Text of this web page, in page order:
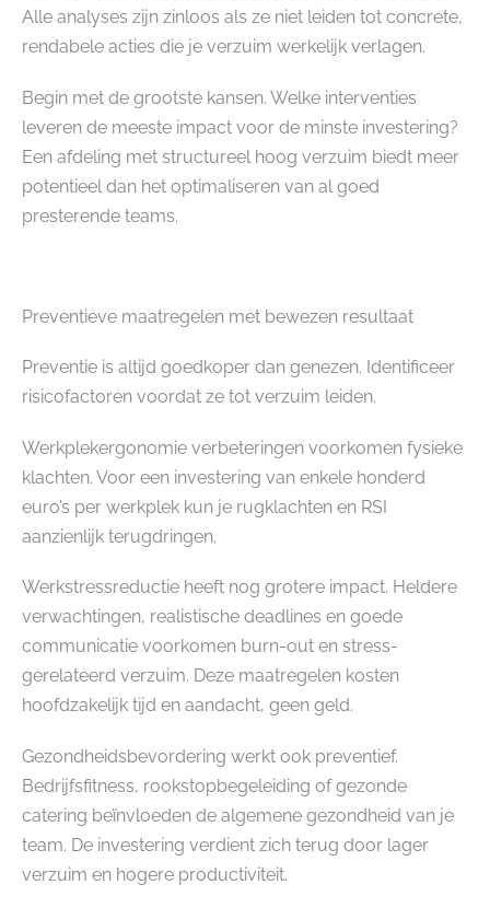
Alle analyses zijn zinloos als ze niet leiden tot concrete,
rendabele acties die je verzuim werkelijk verlagen.
Begin met de grootste kansen. Welke interventies
leveren de meeste impact voor de minste investering?
Een afdeling met structureel hoog verzuim biedt meer
potentieel dan het optimaliseren van al goed
presterende teams.
Preventieve maatregelen met bewezen resultaat
Preventie is altijd goedkoper dan genezen. Identificeer
risicofactoren voordat ze tot verzuim leiden.
Werkplekergonomie verbeteringen voorkomen fysieke
klachten. Voor een investering van enkele honderd
euro’s per werkplek kun je rugklachten en RSI
aanzienlijk terugdringen.
Werkstressreductie heeft nog grotere impact. Heldere
verwachtingen, realistische deadlines en goede
communicatie voorkomen burn-out en stress-
gerelateerd verzuim. Deze maatregelen kosten
hoofdzakelijk tijd en aandacht, geen geld.
Gezondheidsbevordering werkt ook preventief.
Bedrijfsfitness, rookstopbegeleiding of gezonde
catering beïnvloeden de algemene gezondheid van je
team. De investering verdient zich terug door lager
verzuim en hogere productiviteit.